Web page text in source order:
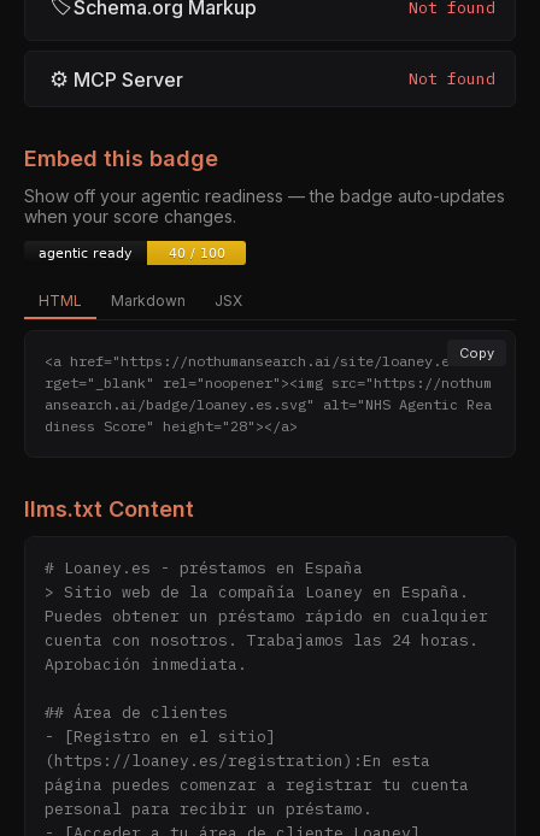
Schema.org Markup Not found
⚙ MCP Server Not found
Embed this badge
Show off your agentic readiness — the badge auto-updates
when your score changes.
HTML Markdown JSX
Copy
<a href="https://nothumansearch.ai/site/loaney.es" ta
rget="_blank" rel="noopener"><img src="https://nothum
ansearch.ai/badge/loaney.es.svg" alt="NHS Agentic Rea
diness Score" height="28"></a>
llms.txt Content
# Loaney.es - préstamos en España
> Sitio web de la compañía Loaney en España.
Puedes obtener un préstamo rápido en cualquier
cuenta con nosotros. Trabajamos las 24 horas.
Aprobación inmediata.
## Área de clientes
- [Registro en el sitio]
(https://loaney.es/registration):En esta
página puedes comenzar a registrar tu cuenta
personal para recibir un préstamo.